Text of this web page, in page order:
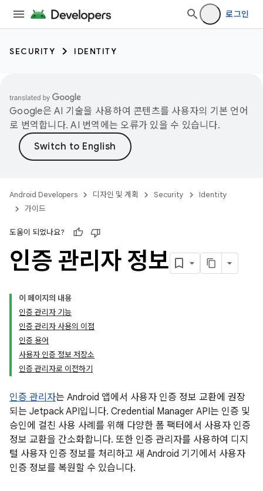
로그인
SECURITY IDENTITY
Google은 AI 기술을 사용하여 콘텐츠를 사용자의 기본 언어
로 번역합니다. AI 번역에는 오류가 있을 수 있습니다.
Android Developers 디자인 및 계획 Security
Identity
가이드
도움이 되었나요?
인증 관리자 정보
이 페이지의 내용
인증 관리자 기능
인증 관리자 사용의 이점
인증 용어
사용자 인증 정보 저장소
인증 관리자로 이전하기
인증 관리자는 Android 앱에서 사용자 인증 정보 교환에 권장
되는 Jetpack API입니다. Credential Manager API는 인증 및
승인에 걸친 사용 사례를 위해 다양한 폼 팩터에서 사용자 인증
정보 교환을 간소화합니다. 또한 인증 관리자를 사용하여 디지
털 사용자 인증 정보를 처리하고 새 Android 기기에서 사용자
인증 정보를 복원할 수 있습니다.